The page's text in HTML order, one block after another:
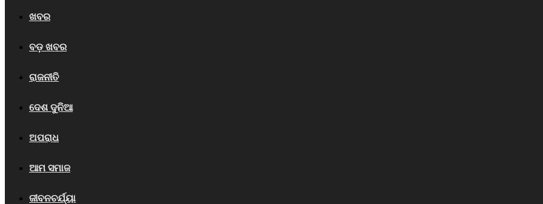
ଖବର
ବଡ଼ ଖବର
ରାଜନୀତି
ଦେଶ ଦୁନିଆ
ଅପରାଧ
ଆମ ସମାଜ
ଜୀବନଚର୍ଯ୍ୟା